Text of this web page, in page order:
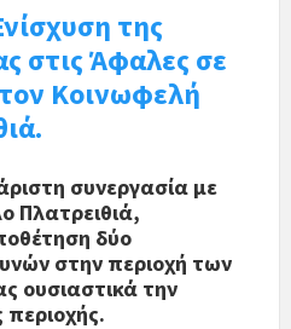
της
στις Άφαλες σε
Κοινωφελή
συνεργασία με
Πλατρειθιά,
δύο
στην περιοχή των
ουσιαστικά την